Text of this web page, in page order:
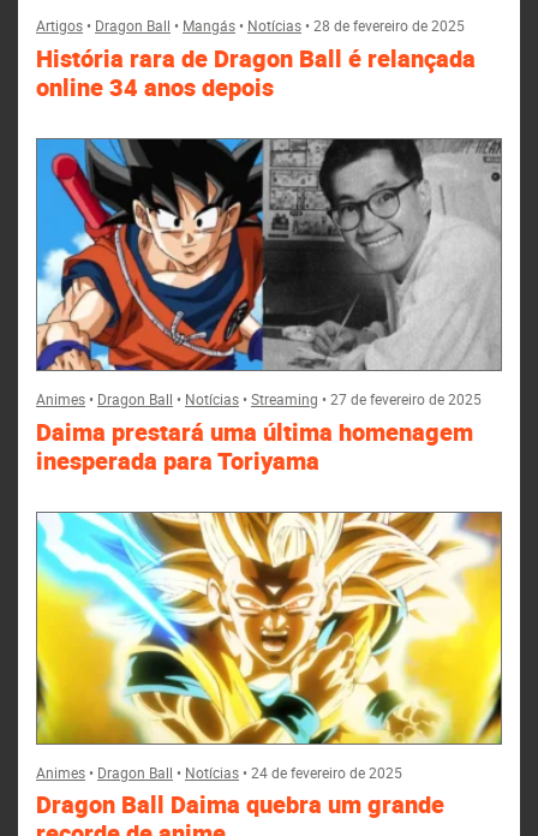
Artigos• Dragon Ball • Mangás• Notícias•28 de fevereiro de 2025
História rara de Dragon Ball é relançada
online 34 anos depois
Animes• Dragon Ball • Notícias•Streaming •27 de fevereiro de 2025
Daima prestará uma última homenagem
inesperada para Toriyama
Animes• Dragon Ball • Notícias•24 de fevereiro de 2025
Dragon Ball Daima quebra um grande